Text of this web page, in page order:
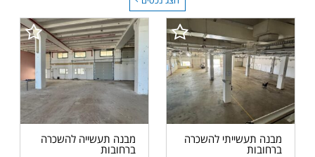
מבנה תעשייתי להשכרה
ברחובות
מבנה תעשייה להשכרה
ברחובות